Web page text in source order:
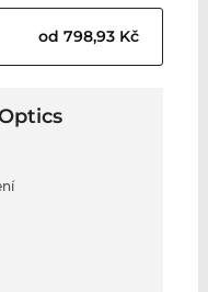
od 798,93 Kč